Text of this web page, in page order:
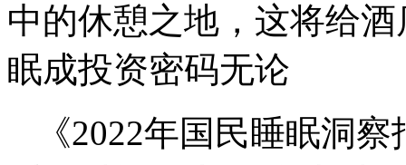
中的休憩之地，这将给
眠成投资密码无论
《2022年国民睡眠洞